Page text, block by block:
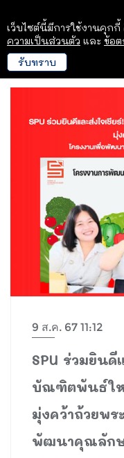
9 ส.ค. 67 11:12
SPU ร่วมยินดี
บัณฑิตพันธ์ให
มุ่งคว้าถ้วยพร
พัฒนาคุณลัก
เว็บไซต์นี้มีการใช้งานคุกกี้
ความเป็นส่วนตัว และ ข้อ
รับทราบ